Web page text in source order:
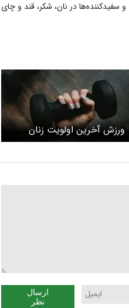
و سفیدکننده‌ها در نان، شکر، قند و چای
ورزش آخرین اولویت زنان
ورزش‌دوست
ارسال
نظر